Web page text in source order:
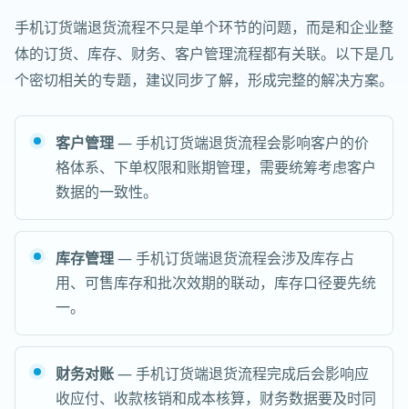
手机订货端退货流程不只是单个环节的问题，而是和企业整
体的订货、库存、财务、客户管理流程都有关联。以下是几
个密切相关的专题，建议同步了解，形成完整的解决方案。
客户管理— 手机订货端退货流程会影响客户的价
格体系、下单权限和账期管理，需要统筹考虑客户
数据的一致性。
库存管理— 手机订货端退货流程会涉及库存占
用、可售库存和批次效期的联动，库存口径要先统
一。
财务对账— 手机订货端退货流程完成后会影响应
收应付、收款核销和成本核算，财务数据要及时同